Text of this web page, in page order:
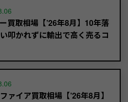
買取相場【’26年8月】10年落
叩かれずに輸出で高く売るコ
ァイア買取相場【’26年8月】